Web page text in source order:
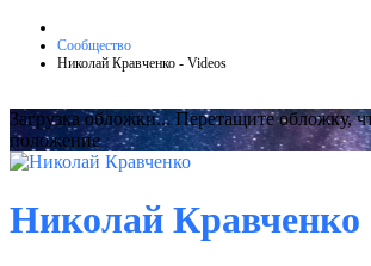
Сообщество
Николай Кравченко - Videos
Загрузка обложки... Перетащите обложку,
положение
Николай Кравченко